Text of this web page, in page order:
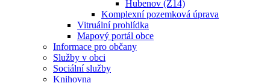
Hubenov (Z14)
Komplexní pozemková úprava
Vitruální prohlídka
Mapový portál obce
Informace pro občany
Služby v obci
Sociální služby
Knihovna